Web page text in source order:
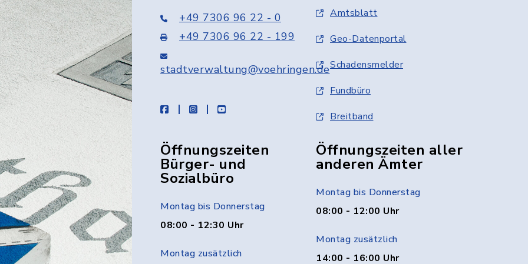
+49 7306 96 22 - 0
+49 7306 96 22 - 199
stadtverwaltung@voehringen.de
facebookinstagramyoutube
Amtsblatt
Geo-Datenportal
Schadensmelder
Fundbüro
Breitband
Öffnungszeiten
Bürger- und
Sozialbüro
Montag bis Donnerstag
08:00 - 12:30 Uhr
Montag zusätzlich
Öffnungszeiten aller
anderen Ämter
Montag bis Donnerstag
08:00 - 12:00 Uhr
Montag zusätzlich
14:00 - 16:00 Uhr